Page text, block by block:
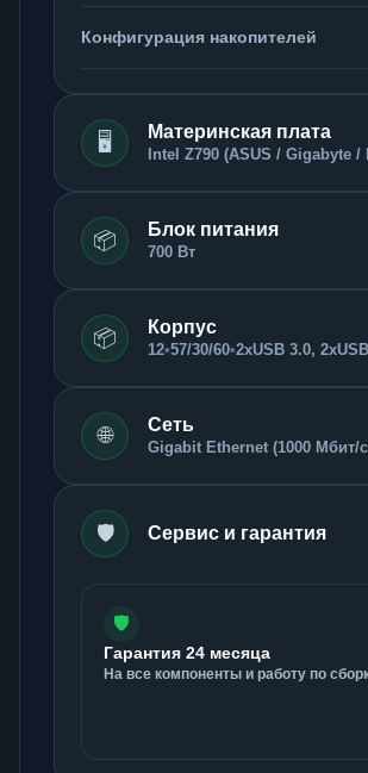
Конфигурация накопителей
🖥️ Материнская плата
Intel Z790 (ASUS / Gigabyte /
📦 Блок питания
700 Вт
📦 Корпус
12•57/30/60•2xUSB 3.0,
🌐 Сеть
Gigabit Ethernet (1000 Мбит/
🛡️ Сервис и гарантия
🛡️
Гарантия 24 месяца
На все компоненты и работу по